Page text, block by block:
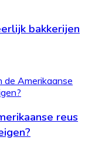
bakkerijen
reus